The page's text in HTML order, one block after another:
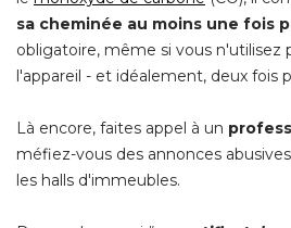
sa cheminée au moins une fois
obligatoire, même si vous n'utilisez
l'appareil - et idéalement, deux fois
Là encore, faites appel à un
méfiez-vous des annonces
les halls d'immeubles.